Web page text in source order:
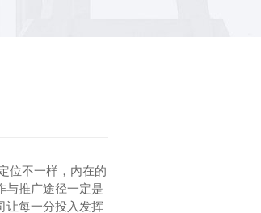
位不一样，内在的
与推广途径一定是
让每一分投入发挥